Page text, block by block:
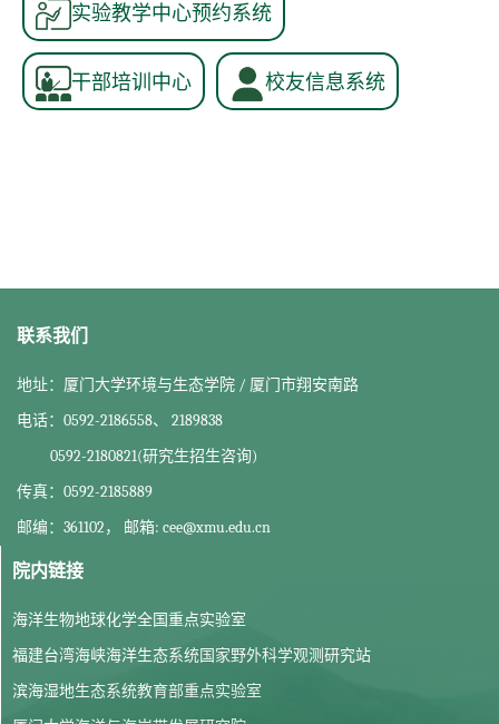
实验教学中心预约系统
干部培训中心 校友信息系统
联系我们
地址：厦门大学环境与生态学院 / 厦门市翔安南路
电话：0592-2186558、 2189838
0592-2180821(研究生招生咨询)
传真：0592-2185889
邮编：361102， 邮箱: cee@xmu.edu.cn
院内链接
海洋生物地球化学全国重点实验室
福建台湾海峡海洋生态系统国家野外科学观测研究站
滨海湿地生态系统教育部重点实验室